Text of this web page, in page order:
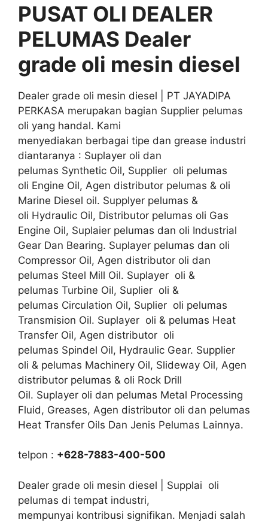
PUSAT OLI DEALER
PELUMAS Dealer
grade oli mesin diesel
Dealer grade oli mesin diesel | PT JAYADIPA
PERKASA merupakan bagian Supplier pelumas
oli yang handal. Kami
menyediakan berbagai tipe dan grease industri
diantaranya : Suplayer oli dan
pelumas Synthetic Oil, Supplier oli pelumas
oli Engine Oil, Agen distributor pelumas & oli
Marine Diesel oil. Supplyer pelumas &
oli Hydraulic Oil, Distributor pelumas oli Gas
Engine Oil, Suplaier pelumas dan oli Industrial
Gear Dan Bearing. Suplayer pelumas dan oli
Compressor Oil, Agen distributor oli dan
pelumas Steel Mill Oil. Suplayer oli &
pelumas Turbine Oil, Suplier oli &
pelumas Circulation Oil, Suplier oli pelumas
Transmision Oil. Suplayer oli & pelumas Heat
Transfer Oil, Agen distributor oli
pelumas Spindel Oil, Hydraulic Gear. Supplier
oli & pelumas Machinery Oil, Slideway Oil, Agen
distributor pelumas & oli Rock Drill
Oil. Suplayer oli dan pelumas Metal Processing
Fluid, Greases, Agen distributor oli dan pelumas
Heat Transfer Oils Dan Jenis Pelumas Lainnya.
telpon : +628-7883-400-500
Dealer grade oli mesin diesel | Supplai oli
pelumas di tempat industri,
mempunyai kontribusi signifikan. Menjadi salah